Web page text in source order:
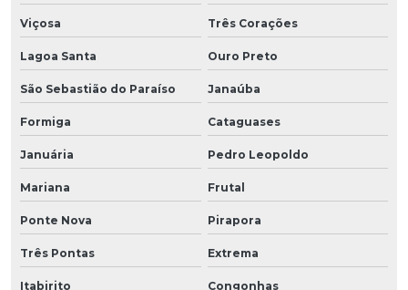
Viçosa Três Corações
Lagoa Santa Ouro Preto
São Sebastião do Paraíso Janaúba
Formiga Cataguases
Januária Pedro Leopoldo
Mariana Frutal
Ponte Nova Pirapora
Três Pontas Extrema
Itabirito Congonhas